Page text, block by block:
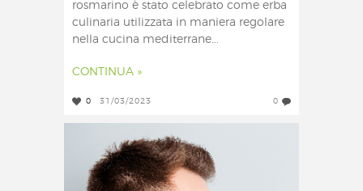
rosmarino è stato celebrato come erba
culinaria utilizzata in maniera regolare
nella cucina mediterrane...
CONTINUA »
0 31/03/2023 0